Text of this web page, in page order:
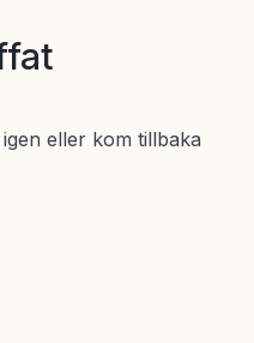
eller kom tillbaka